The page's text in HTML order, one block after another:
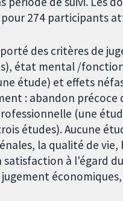
274 participants
des critères de
état mental /
étude) et effets
: abandon
(une
études). Aucune
la qualité de
satisfaction à l'égard